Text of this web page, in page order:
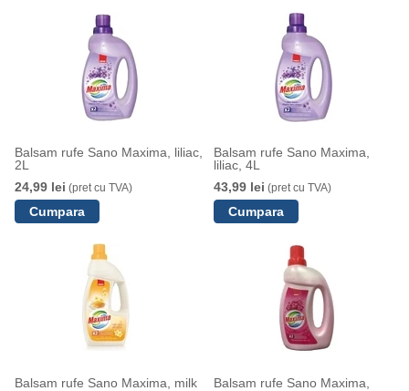
Balsam rufe Sano Maxima, liliac,
2L
24,99 lei (pret cu TVA)
Balsam rufe Sano Maxima,
liliac, 4L
43,99 lei (pret cu TVA)
Balsam rufe Sano Maxima, milk
Balsam rufe Sano Maxima,